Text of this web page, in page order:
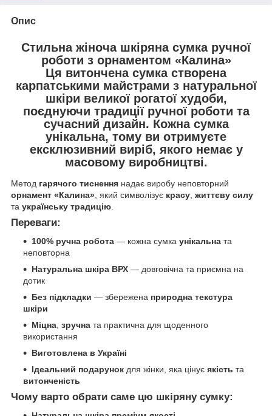
Опис
Стильна жіноча шкіряна сумка ручної
роботи з орнаментом «Калина»
Ця витончена сумка створена
карпатськими майстрами з натуральної
шкіри великої рогатої худоби,
поєднуючи традиції ручної роботи та
сучасний дизайн. Кожна сумка
унікальна, тому ви отримуєте
ексклюзивний виріб, якого немає у
масовому виробництві.
Метод гарячого тиснення надає виробу неповторний
орнамент «Калина», який символізує красу, життєву силу
та українську традицію.
Переваги:
100% ручна робота — кожна сумка унікальна та
неповторна
Натуральна шкіра ВРХ — довговічна та приємна на
дотик
Без підкладки — збережена природна текстура
шкіри
Міцна, зручна та практична для щоденного
використання
Виготовлена в Україні
Ідеальний подарунок для жінки, яка цінує якість та
витонченість
Чому варто обрати саме цю шкіряну сумку: